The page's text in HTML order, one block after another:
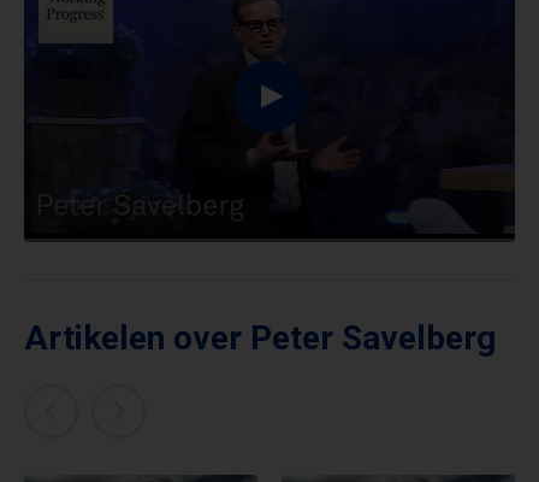
Artikelen over Peter Savelberg